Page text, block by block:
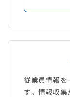
従業員情報を
す。情報収集